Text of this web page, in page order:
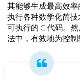
其能够生成最高效
执行各种数学化简
可执行的 C 代码。
法中，有效地为控制